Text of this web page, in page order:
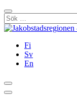
Hoppa
till
innehållet
Stäng
Sök
efter:
Fi
Sv
En
Sök
Huvudmeny